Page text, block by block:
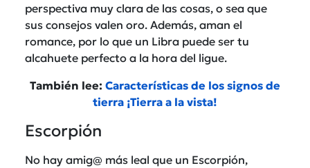
perspectiva muy clara de las cosas, o sea que
sus consejos valen oro. Además, aman el
romance, por lo que un Libra puede ser tu
alcahuete perfecto a la hora del ligue.
También lee: Características de los signos de
tierra ¡Tierra a la vista!
Escorpión
No hay amig@ más leal que un Escorpión,